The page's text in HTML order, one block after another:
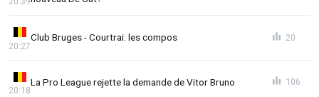
Club Bruges - Courtrai: les compos
20:27
20
La Pro League rejette la demande de Vitor Bruno
20:18
106